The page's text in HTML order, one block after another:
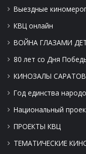
Выездные
КВЦ онлайн
ВОЙНА ГЛАЗАМИ
80 лет со Дня
КИНОЗАЛЫ
Год единства
Национальный
ПРОЕКТЫ КВЦ
ТЕМАТИЧЕСКИЕ